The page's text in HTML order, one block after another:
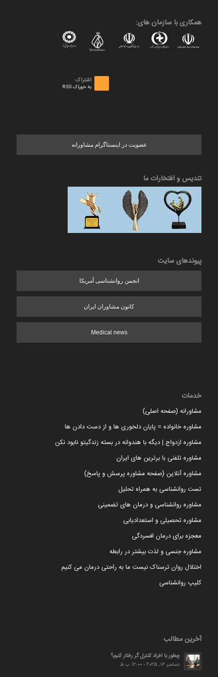
همکاری با سازمان های:
اشتراک
به خوراک RSS
عضویت در اینستاگرام مشاورانه
تندیس و افتخارات ما
پیوندهای سایت
انجمن روانشناسی آمریکا
کانون مشاوران ایران
Medical news
خدمات
مشاورانه (صفحه اصلی)
مشاوره خانواده = پایان دلخوری ها و از دست دادن ها
مشاوره ازدواج | دیگه با هندوانه در بسته زندگیتو نابود نکن
مشاوره تلفنی با برترین های ایران
مشاوره آنلاین (صفحه مشاوره پرسش و پاسخ)
تست روانشناسی به همراه تحلیل
مشاوره روانشناسی و درمان های تضمینی
مشاوره تحصیلی و استعدادیابی
معجزه برای درمان افسردگی
مشاوره جنسی و لذت بیشتر در رابطه
اختلال روان ترسناک نیست ما به راحتی درمان می کنیم
کلیپ روانشناسی
آخرین مطالب
چطور با افراد کنترل گر رفتار کنیم؟
دسامبر 16, 2025 - 12:00 ب.ظ